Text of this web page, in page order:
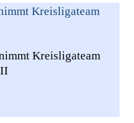
Kreisligateam